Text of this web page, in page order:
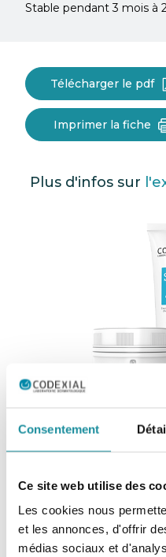
Consentement
Ce site web utilise des
Les cookies nous
et les annonces, d'offrir
médias sociaux et
Stable pendant 3 mois à
Télécharger le pdf
Imprimer la fiche
Plus d'infos sur
En savoir plus